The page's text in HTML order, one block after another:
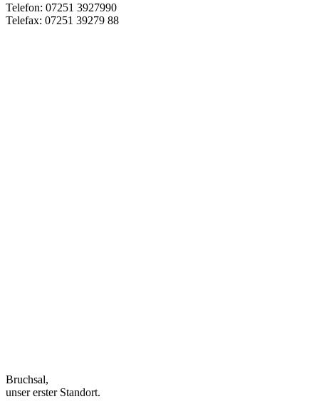
Telefon: 07251 3927990
Telefax: 07251 39279 88
Bruchsal,
unser erster Standort.